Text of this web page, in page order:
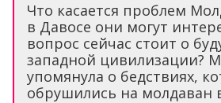
Что касается проблем
в Давосе они могут
вопрос сейчас стоит о
западной цивилизации?
упомянула о бедствиях,
обрушились на молдаван